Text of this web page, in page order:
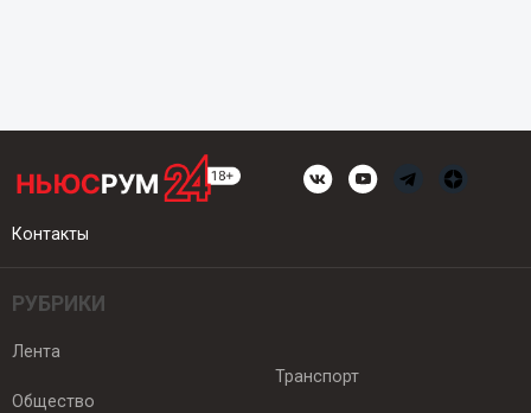
Контакты
РУБРИКИ
Лента
Общество
Транспорт